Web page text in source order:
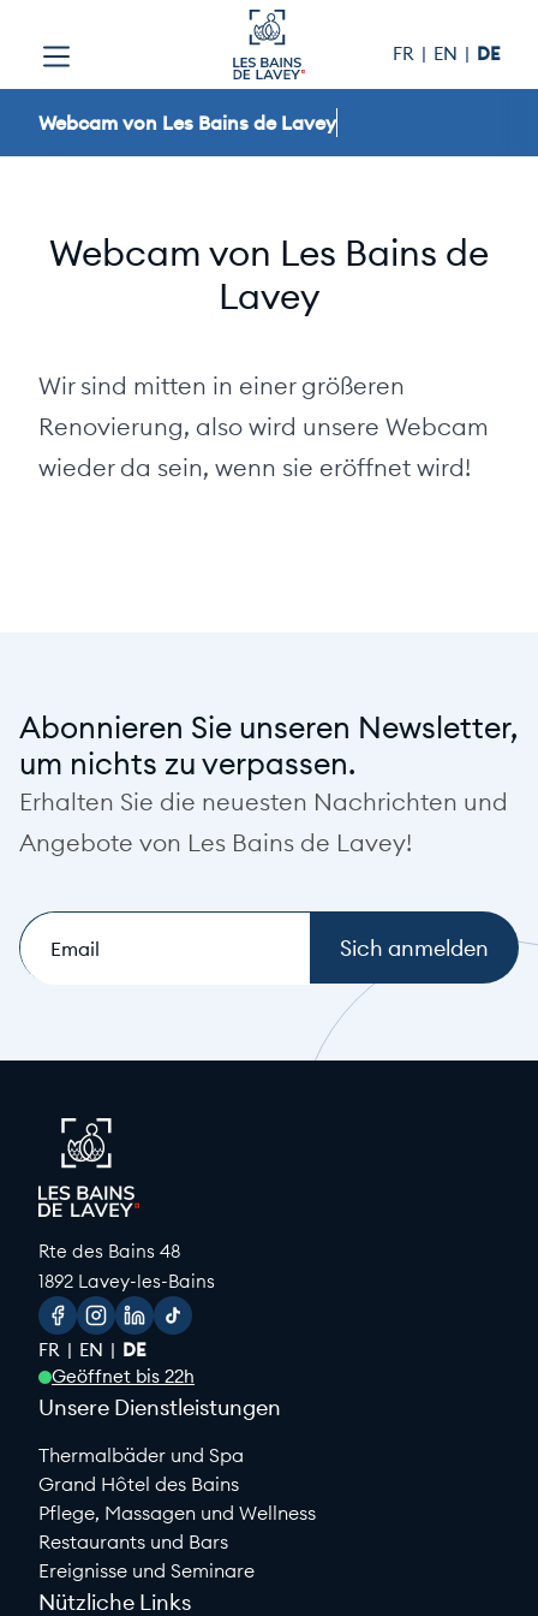
FR EN DE
Webcam von Les Bains de Lavey
Webcam von Les Bains de
Lavey
Wir sind mitten in einer größeren
Renovierung, also wird unsere Webcam
wieder da sein, wenn sie eröffnet wird!
Abonnieren Sie unseren Newsletter,
um nichts zu verpassen.
Erhalten Sie die neuesten Nachrichten und
Angebote von Les Bains de Lavey!
E-
mail(Notwendig)
Rte des Bains 48
1892 Lavey-les-Bains
Facebook
Instagram
Linkedin
Tiktok
FR EN
DE
Geöffnet bis 22h
Unsere Dienstleistungen
Thermalbäder und Spa
Grand Hôtel des Bains
Pflege, Massagen und Wellness
Restaurants und Bars
Ereignisse und Seminare
Nützliche Links